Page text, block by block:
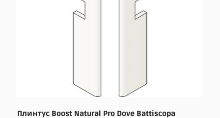
Плинтус Boost Natural Pro Dove Battiscopa